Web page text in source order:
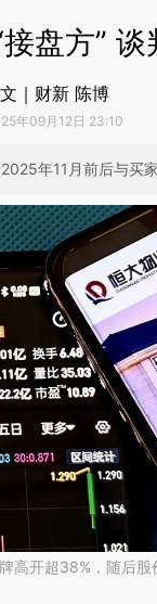
盘方”
文｜财新 陈博
年09月12日 23:10
年11月前后与买
高开超38%，随后股